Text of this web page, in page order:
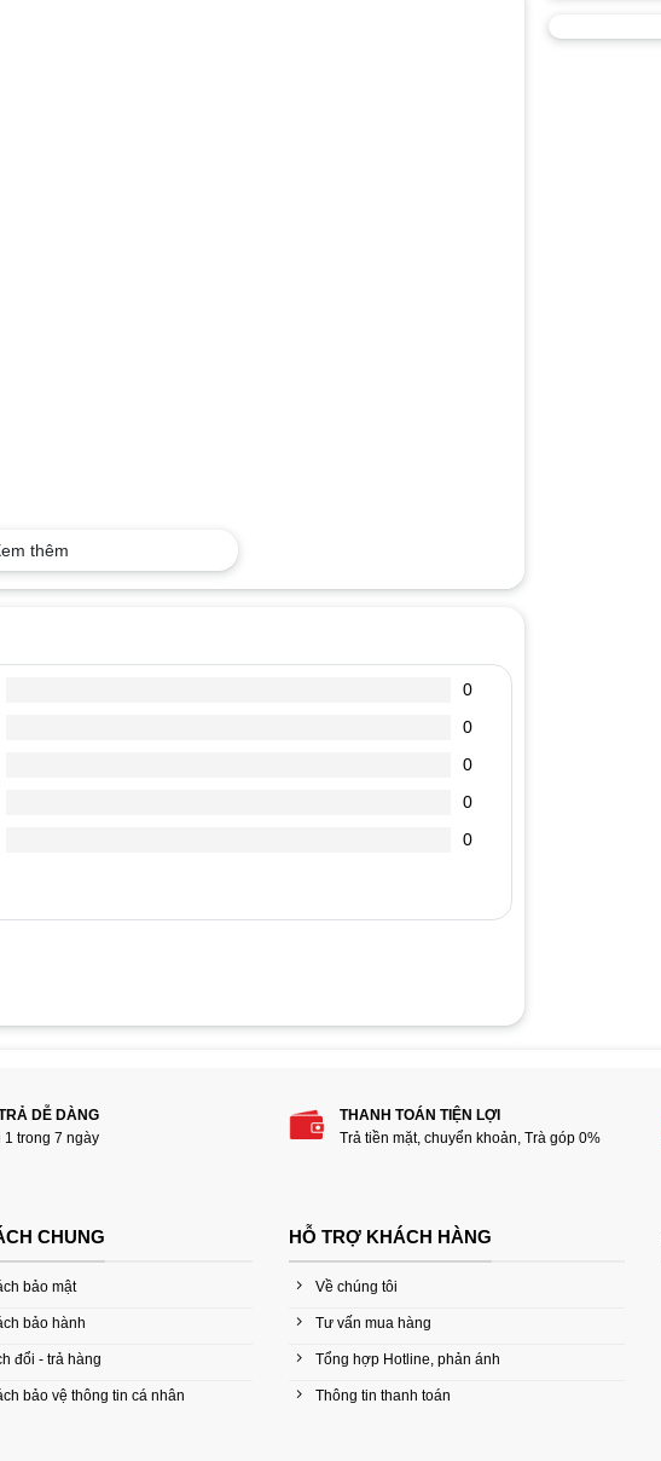
thêm
0
0
0
0
0
“Nguồn Cooler Master MasterWatt 550 – 80
DỄ DÀNG
1 trong 7 ngày
THANH TOÁN TIỆN LỢI
Trả tiền mặt, chuyển khoản, Trà góp 0%
CHUNG
bảo mật
bảo hành
đổi - trả hàng
bảo vệ thông tin cá nhân
HỖ TRỢ KHÁCH HÀNG
Về chúng tôi
Tư vấn mua hàng
Tổng hợp Hotline, phản ánh
Thông tin thanh toán